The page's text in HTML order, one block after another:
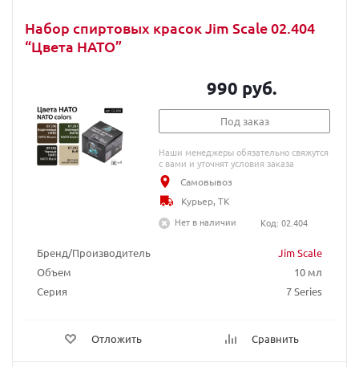
Набор спиртовых красок Jim Scale 02.404
“Цвета НАТО”
Бренд/Производитель
Jim Scale
Объем
10 мл
Серия
7 Series
Отложить Сравнить
990 руб.
Под заказ
Наши менеджеры обязательно свяжутся
с вами и уточнят условия заказа
Самовывоз
Курьер, ТК
Нет в наличии
Код: 02.404